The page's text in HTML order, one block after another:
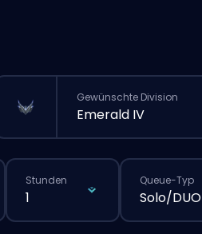
Gewünschte Division
Emerald IV
Stunden
1
Queue-Typ
Solo/DUO